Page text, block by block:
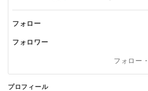
フォロー
フォロワー
フォロー
プロフィール